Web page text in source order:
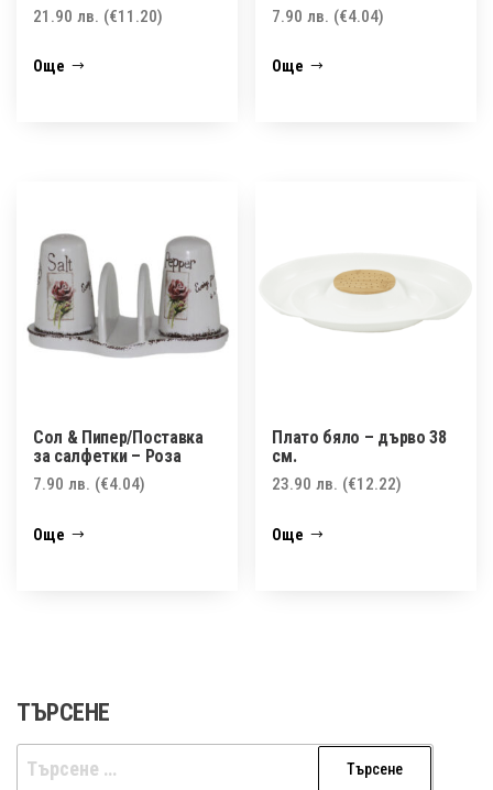
21.90 лв. (€11.20)
Още
7.90лв. (€4.04)
Още
Сол & Пипер/Поставка
за салфетки – Роза
7.90 лв. (€4.04)
Още
Плато бяло – дърво 38
см.
23.90лв. (€12.22)
Още
ТЪРСЕНЕ
Търсене